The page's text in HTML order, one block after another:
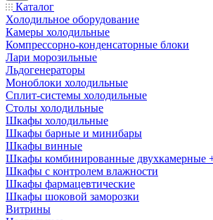
Каталог
Холодильное оборудование
Камеры холодильные
Компрессорно-конденсаторные блоки
Лари морозильные
Льдогенераторы
Моноблоки холодильные
Сплит-системы холодильные
Столы холодильные
Шкафы холодильные
Шкафы барные и минибары
Шкафы винные
Шкафы комбинированные двухкамерные
Шкафы с контролем влажности
Шкафы фармацевтические
Шкафы шоковой заморозки
Витрины